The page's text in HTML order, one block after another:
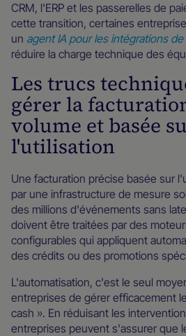
CRM, l'ERP et les passerelles de
cette transition, certaines
un agent IA pour les intégrations
réduire la charge technique des
Les trucs
gérer la
volume et basée
l'utilisation
Une facturation précise basée sur
par une infrastructure de mesure
des millions d'événements sans
doivent être traitées par des
configurables qui appliquent
des crédits ou des promotions
L'automatisation, c'est le seul
entreprises de gérer efficacement
cash ». En réduisant les
entreprises peuvent s'assurer que